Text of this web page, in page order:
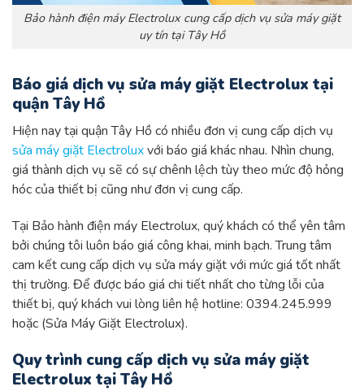
Bảo hành điện máy Electrolux cung cấp dịch vụ sửa máy giặt
uy tín tại Tây Hồ
Báo giá dịch vụ sửa máy giặt Electrolux tại
quận Tây Hồ
Hiện nay tại quận Tây Hồ có nhiều đơn vị cung cấp dịch vụ
sửa máy giặt Electroluxvới báo giá khác nhau. Nhìn chung,
giá thành dịch vụ sẽ có sự chênh lệch tùy theo mức độ hỏng
hóc của thiết bị cũng như đơn vị cung cấp.
Tại Bảo hành điện máy Electrolux, quý khách có thể yên tâm
bởi chúng tôi luôn báo giá công khai, minh bạch. Trung tâm
cam kết cung cấp dịch vụ sửa máy giặt với mức giá tốt nhất
thị trường. Để được báo giá chi tiết nhất cho từng lỗi của
thiết bị, quý khách vui lòng liên hệ hotline: 0394.245.999
hoặc (Sửa Máy Giặt Electrolux).
Quy trình cung cấp dịch vụ sửa máy giặt
Electrolux tại Tây Hồ